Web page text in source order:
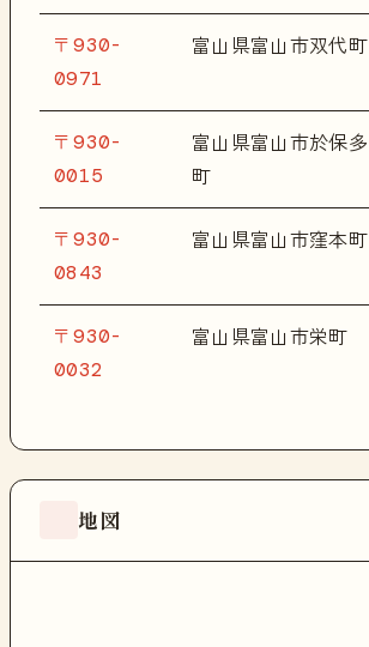
〒930-
0971
富山県富山市双代町
〒930-
0015
富山県富山市於保多
町
〒930-
0843
富山県富山市窪本町
〒930-
0032
富山県富山市栄町
地図